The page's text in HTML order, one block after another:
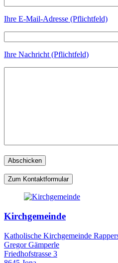
Ihre E-Mail-Adresse (Pflichtfeld)
Ihre Nachricht (Pflichtfeld)
Zum Kontaktformular
Kirchgemeinde
Katholische Kirchgemeinde
Gregor Gämperle
Friedhofstrasse 3